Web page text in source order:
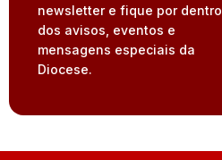
newsletter e fique por dentro
dos avisos, eventos e
mensagens especiais da
Diocese.